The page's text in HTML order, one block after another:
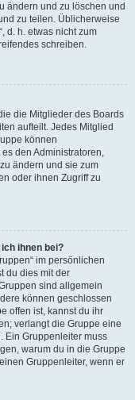
ändern und zu löschen und
zu teilen. Üblicherweise
d. h. etwas nicht zum
schreiben.
die Mitglieder des Boards
aufteilt. Jedes Mitglied
können
den Administratoren,
ändern und sie zum
oder ihnen Zugriff zu
ihnen bei?
im persönlichen
du dies mit der
sind allgemein
können geschlossen
offen ist, kannst du ihr
verlangt die Gruppe eine
Ein Gruppenleiter muss
warum du in die Gruppe
Gruppenleiter, wenn er